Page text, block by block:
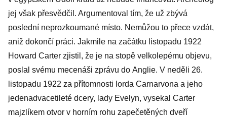
jej však přesvědčil. Argumentoval tím, že už zbývá
poslední neprozkoumané místo. Nemůžou to přece vzdát,
aniž dokončí práci. Jakmile na začátku listopadu 1922
Howard Carter zjistil, že je na stopě velkolepému objevu,
poslal svému mecenáši zprávu do Anglie. V neděli 26.
listopadu 1922 za přítomnosti lorda Carnarvona a jeho
jedenadvacetileté dcery, lady Evelyn, vysekal Carter
majzlíkem otvor v horním rohu zapečetěných dveří